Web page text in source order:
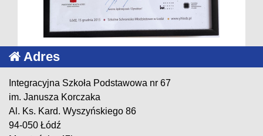
Adres
Integracyjna Szkoła Podstawowa nr 67
im. Janusza Korczaka
Al. Ks. Kard. Wyszyńskiego 86
94-050 Łódź